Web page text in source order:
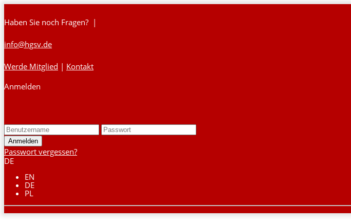
Haben Sie noch Fragen? |
info@hgsv.de
Werde Mitglied | Kontakt
Anmelden
Passwort vergessen?
DE
EN
DE
PL